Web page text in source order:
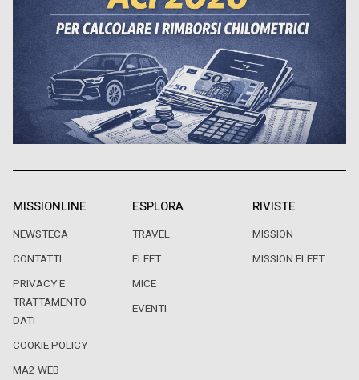
MISSIONLINE
NEWSTECA
CONTATTI
PRIVACY E
TRATTAMENTO
DATI
COOKIE POLICY
MA2 WEB
ESPLORA
TRAVEL
FLEET
MICE
EVENTI
RIVISTE
MISSION
MISSION FLEET